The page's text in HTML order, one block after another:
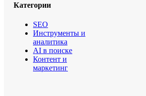
Категории
SEO
Инструменты и
аналитика
AI в поиске
Контент и
маркетинг